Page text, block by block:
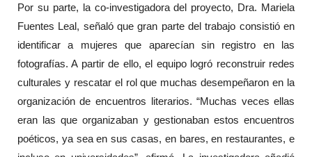
Por su parte, la co-investigadora del proyecto, Dra. Mariela
Fuentes Leal, señaló que gran parte del trabajo consistió en
identificar a mujeres que aparecían sin registro en las
fotografías. A partir de ello, el equipo logró reconstruir redes
culturales y rescatar el rol que muchas desempeñaron en la
organización de encuentros literarios. “Muchas veces ellas
eran las que organizaban y gestionaban estos encuentros
poéticos, ya sea en sus casas, en bares, en restaurantes, e